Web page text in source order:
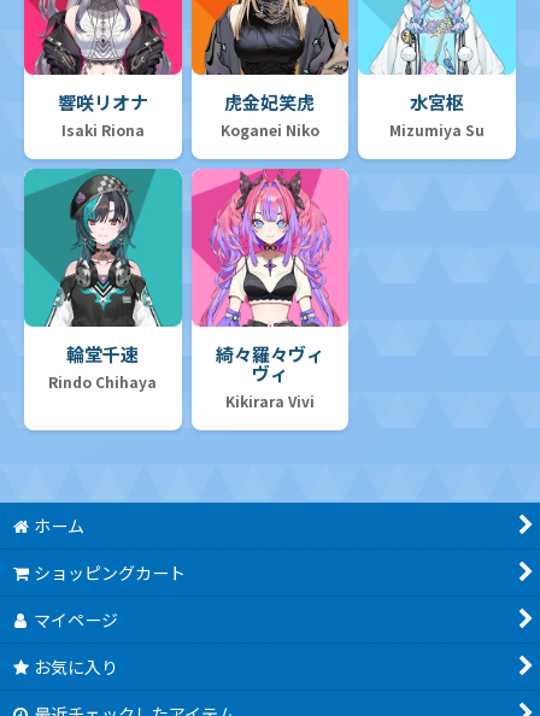
響咲リオナ
Isaki Riona
虎金妃笑虎
Koganei Niko
水宮枢
Mizumiya Su
輪堂千速
Rindo Chihaya
綺々羅々ヴィ
ヴィ
Kikirara Vivi
ホーム
ショッピングカート
マイページ
お気に入り